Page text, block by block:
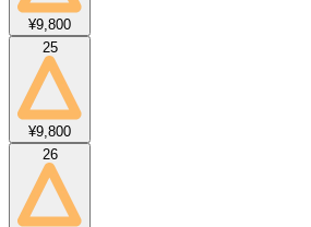
¥9,800
25
¥9,800
26